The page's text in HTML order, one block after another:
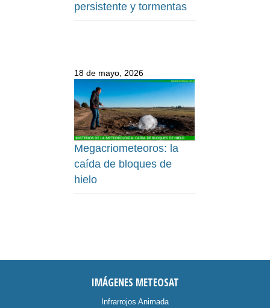
persistente y tormentas
18 de mayo, 2026
Megacriometeoros: la
caída de bloques de
hielo
IMÁGENES METEOSAT
Infrarrojos Animada